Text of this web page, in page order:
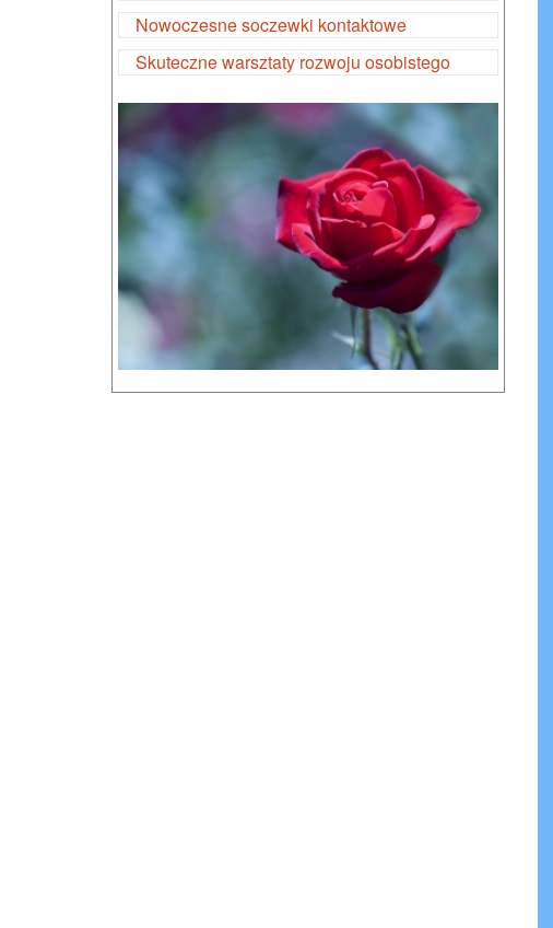
Nowoczesne soczewki kontaktowe
Skuteczne warsztaty rozwoju osobistego